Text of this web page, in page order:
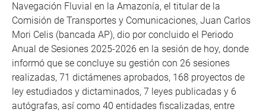
Navegación Fluvial en la Amazonía, el titular de la
Comisión de Transportes y Comunicaciones, Juan Carlos
Mori Celis (bancada AP), dio por concluido el Periodo
Anual de Sesiones 2025-2026 en la sesión de hoy, donde
informó que se concluye su gestión con 26 sesiones
realizadas, 71 dictámenes aprobados, 168 proyectos de
ley estudiados y dictaminados, 7 leyes publicadas y 6
autógrafas, así como 40 entidades fiscalizadas, entre